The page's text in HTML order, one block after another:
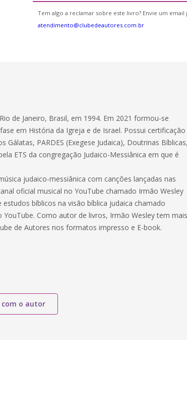
Tem algo a reclamar sobre este livro? Envie um email
atendimento@clubedeautores.com.br
de Janeiro, Brasil, em 1994. Em 2021 formou-se
em História da Igreja e de Israel. Possui certificação
Gálatas, PARDES (Exegese Judaica), Doutrinas Bíblicas,
ETS da congregação Judaico-Messiânica em que é
judaico-messiânica com canções lançadas nas
oficial musical no YouTube chamado Irmão Wesley
bíblicos na visão bíblica judaica chamado
YouTube. Como autor de livros, Irmão Wesley tem mais
de Autores nos formatos impresso e E-book.
com o autor